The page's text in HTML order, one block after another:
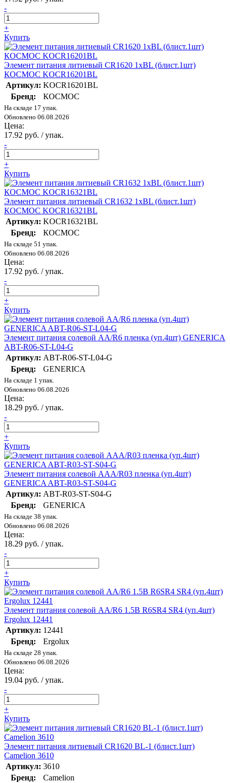
-
+
Купить
Элемент питания литиевый CR1620 1хBL (блист.1шт)
КОСМОС KOCR16201BL
Артикул: KOCR16201BL
Бренд:
КОСМОС
На складе 17 упак.
Обновлено 06.08.2026
Цена:
17.92 руб. / упак.
-
+
Купить
Элемент питания литиевый CR1632 1хBL (блист.1шт)
КОСМОС KOCR16321BL
Артикул: KOCR16321BL
Бренд:
КОСМОС
На складе 51 упак.
Обновлено 06.08.2026
Цена:
17.92 руб. / упак.
-
+
Купить
Элемент питания солевой AA/R6 пленка (уп.4шт) GENERICA
ABT-R06-ST-L04-G
Артикул: ABT-R06-ST-L04-G
Бренд:
GENERICA
На складе 1 упак.
Обновлено 06.08.2026
Цена:
18.29 руб. / упак.
-
+
Купить
Элемент питания солевой AAA/R03 пленка (уп.4шт)
GENERICA ABT-R03-ST-S04-G
Артикул: ABT-R03-ST-S04-G
Бренд:
GENERICA
На складе 38 упак.
Обновлено 06.08.2026
Цена:
18.29 руб. / упак.
-
+
Купить
Элемент питания солевой AA/R6 1.5В R6SR4 SR4 (уп.4шт)
Ergolux 12441
Артикул: 12441
Бренд:
Ergolux
На складе 28 упак.
Обновлено 06.08.2026
Цена:
19.04 руб. / упак.
-
+
Купить
Элемент питания литиевый CR1620 BL-1 (блист.1шт)
Camelion 3610
Артикул: 3610
Бренд:
Camelion